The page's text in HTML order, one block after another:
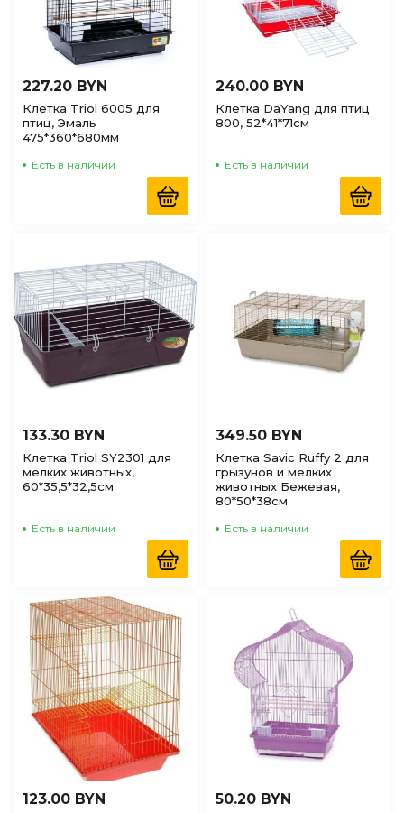
227.20 BYN
Клетка Triol 6005 для
птиц, Эмаль
475*360*680мм
Есть в наличии
240.00 BYN
Клетка DaYang для птиц
800, 52*41*71см
Есть в наличии
133.30 BYN
Клетка Triol SY2301 для
мелких животных,
60*35,5*32,5см
Есть в наличии
349.50 BYN
Клетка Savic Ruffy 2 для
грызунов и мелких
животных Бежевая,
80*50*38см
Есть в наличии
123.00 BYN 50.20 BYN